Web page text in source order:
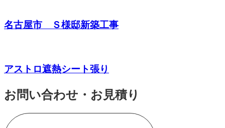
名古屋市 Ｓ様邸新築工事
アストロ遮熱シート張り
お問い合わせ・お見積り